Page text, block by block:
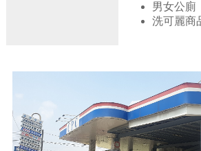
男女公廁
洗可麗商